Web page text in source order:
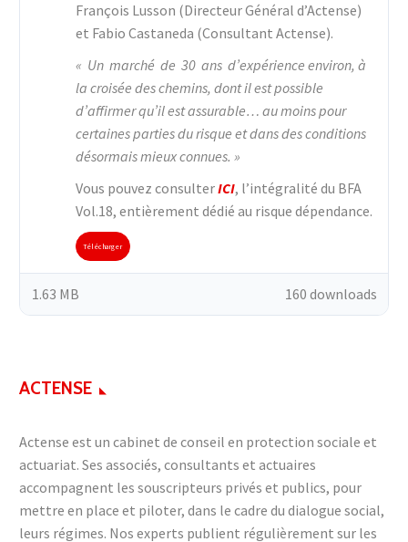
François Lusson (Directeur Général d’Actense)
et Fabio Castaneda (Consultant Actense).
« Un marché de 30 ans d’expérience environ, à
la croisée des chemins, dont il est possible
d’affirmer qu’il est assurable… au moins pour
certaines parties du risque et dans des conditions
désormais mieux connues. »
Vous pouvez consulterICI, l’intégralité du BFA
Vol.18, entièrement dédié au risque dépendance.
Télécharger
160 downloads
1.63 MB
ACTENSE
Actense est un cabinet de conseil en protection sociale et
actuariat. Ses associés, consultants et actuaires
accompagnent les souscripteurs privés et publics, pour
mettre en place et piloter, dans le cadre du dialogue social,
leurs régimes. Nos experts publient régulièrement sur les